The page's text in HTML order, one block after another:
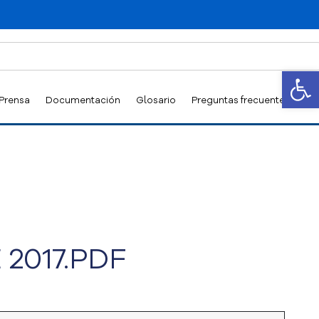
Documentación Glosario Preguntas frecuentes